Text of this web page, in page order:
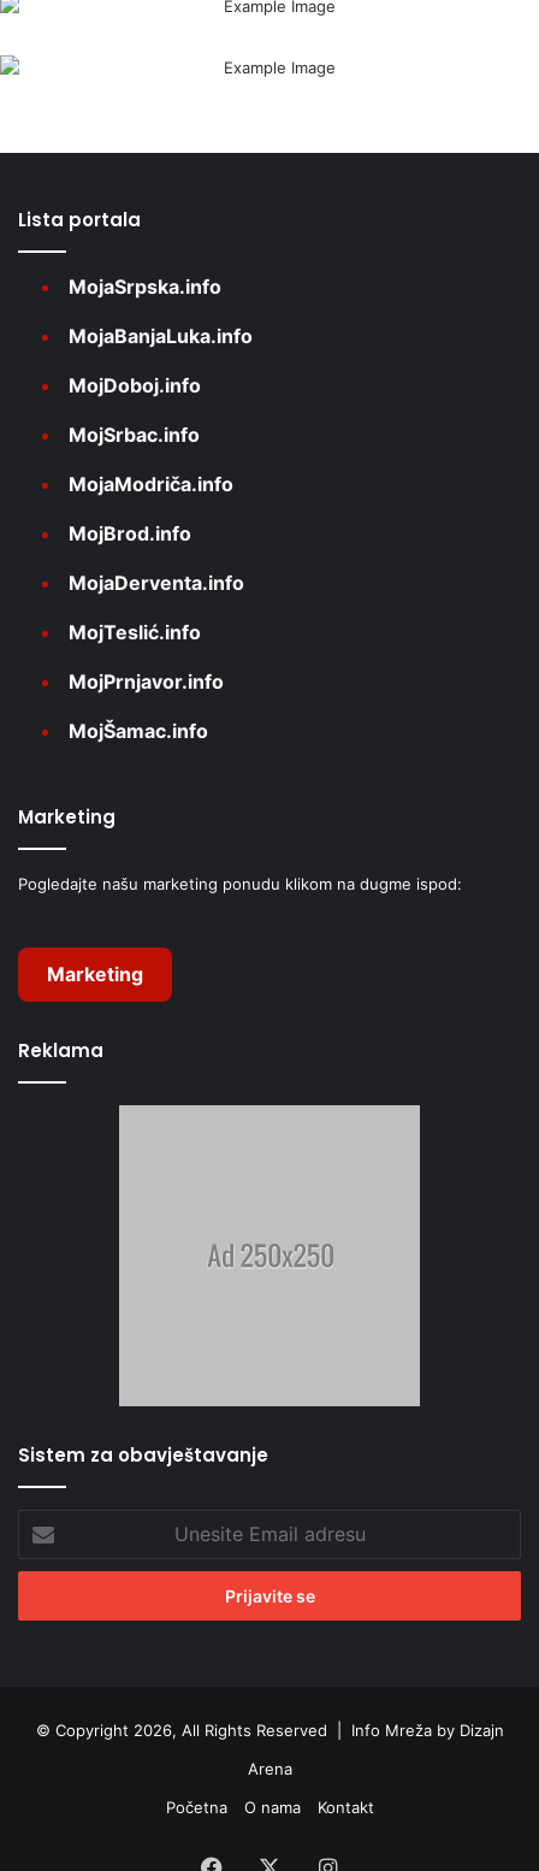
Lista portala
MojaSrpska.info
MojaBanjaLuka.info
MojDoboj.info
MojSrbac.info
MojaModriča.info
MojBrod.info
MojaDerventa.info
MojTeslić.info
MojPrnjavor.info
MojŠamac.info
Marketing
Pogledajte našu marketing ponudu klikom na dugme ispod:
Marketing
Reklama
Sistem za obavještavanje
Email
adresu
© Copyright 2026, All Rights Reserved | Info Mreža by Dizajn
Arena
Početna
O nama Kontakt